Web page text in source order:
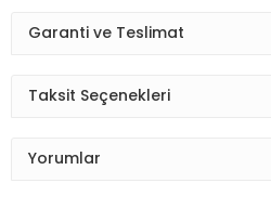
Garanti ve Teslimat
Taksit Seçenekleri
Yorumlar